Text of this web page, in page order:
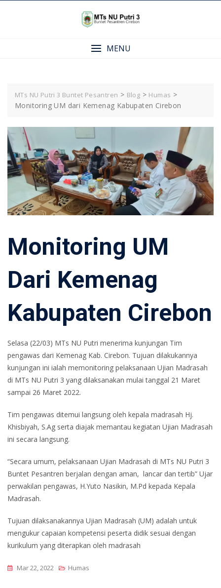
MENU
MTs NU Putri 3 Buntet Pesantren > Blog > Humas >
Monitoring UM dari Kemenag Kabupaten Cirebon
Monitoring UM
Dari Kemenag
Kabupaten Cirebon
Selasa (22/03) MTs NU Putri menerima kunjungan Tim
pengawas dari Kemenag Kab. Cirebon. Tujuan dilakukannya
kunjungan ini ialah memonitoring pelaksanaan Ujian Madrasah
di MTs NU Putri 3 yang dilaksanakan mulai tanggal 21 Maret
sampai 26 Maret 2022.
Tim pengawas ditemui langsung oleh kepala madrasah Hj.
Khisbiyah, S.Ag serta diajak memantau kegiatan Ujian Madrasah
ini secara langsung.
“Secara umum, pelaksanaan Ujian Madrasah di MTs NU Putri 3
Buntet Pesantren berjalan dengan aman, lancar dan tertib” Ujar
perwakilan pengawas, H.Yuto Nasikin, M.Pd kepada Kepala
Madrasah.
Tujuan dilaksanakannya Ujian Madrasah (UM) adalah untuk
mengukur capaian kompetensi peserta didik sesuai dengan
kurikulum yang diterapkan oleh madrasah
Mar 22, 2022 Humas